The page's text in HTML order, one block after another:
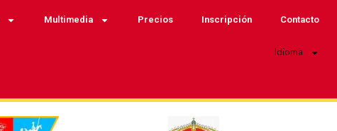
Multimedia Precios Inscripción Contacto
Idioma